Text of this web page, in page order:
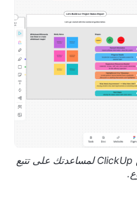
تم تصميم نموذج تقرير حالة المشروع من ClickUp لمساعدتك على تتبع